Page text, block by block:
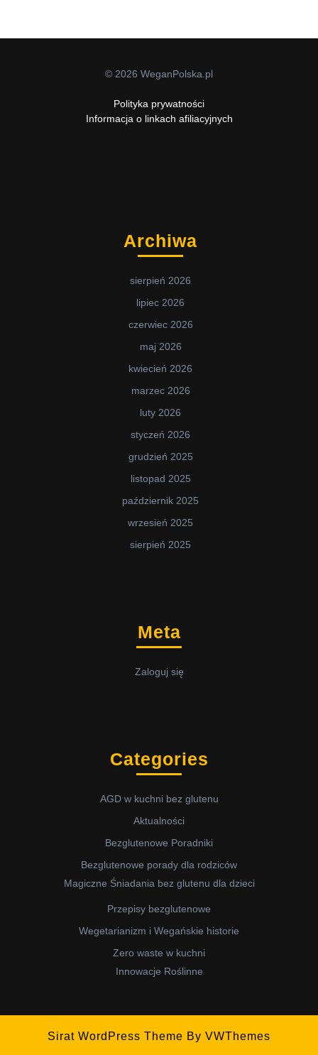
© 2026 WeganPolska.pl
Polityka prywatności
Informacja o linkach afiliacyjnych
Archiwa
sierpień 2026
lipiec 2026
czerwiec 2026
maj 2026
kwiecień 2026
marzec 2026
luty 2026
styczeń 2026
grudzień 2025
listopad 2025
październik 2025
wrzesień 2025
sierpień 2025
Meta
Zaloguj się
Categories
AGD w kuchni bez glutenu
Aktualności
Bezglutenowe Poradniki
Bezglutenowe porady dla rodziców
Magiczne Śniadania bez glutenu dla dzieci
Przepisy bezglutenowe
Wegetarianizm i Wegańskie historie
Zero waste w kuchni
Innowacje Roślinne
Sirat WordPress Theme By VWThemes